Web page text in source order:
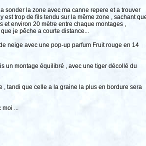
sonder la zone avec ma canne repere et a trouver
est trop de fils tendu sur la même zone , sachant
et environ 20 mètre entre chaque montages ,
je pêche a courte distance...
neige avec une pop-up parfum Fruit rouge en 14
un montage équilibré , avec une tiger décollé du
, tandi que celle a la graine la plus en bordure sera
moi ...